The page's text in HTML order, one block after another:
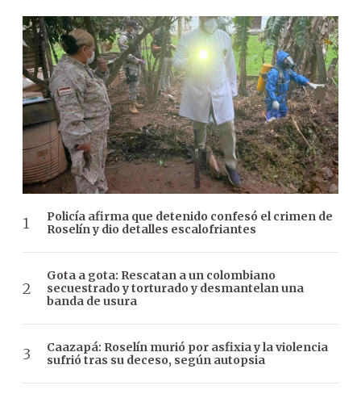
Policía afirma que detenido confesó el crimen de
Roselín y dio detalles escalofriantes
Gota a gota: Rescatan a un colombiano
secuestrado y torturado y desmantelan una
banda de usura
Caazapá: Roselín murió por asfixia y la violencia
sufrió tras su deceso, según autopsia